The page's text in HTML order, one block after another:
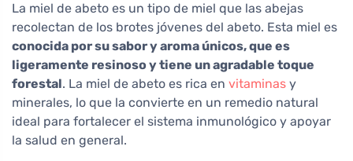
La miel de abeto es un tipo de miel que las abejas
recolectan de los brotes jóvenes del abeto. Esta miel es
conocida por su sabor y aroma únicos, que es
ligeramente resinoso y tiene un agradable toque
forestal. La miel de abeto es rica en vitaminas y
minerales, lo que la convierte en un remedio natural
ideal para fortalecer el sistema inmunológico y apoyar
la salud en general.